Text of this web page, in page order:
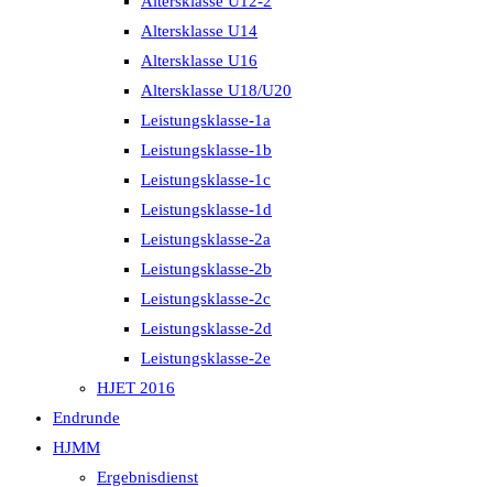
Altersklasse U14
Altersklasse U16
Altersklasse U18/U20
Leistungsklasse-1a
Leistungsklasse-1b
Leistungsklasse-1c
Leistungsklasse-1d
Leistungsklasse-2a
Leistungsklasse-2b
Leistungsklasse-2c
Leistungsklasse-2d
Leistungsklasse-2e
HJET 2016
Endrunde
HJMM
Ergebnisdienst